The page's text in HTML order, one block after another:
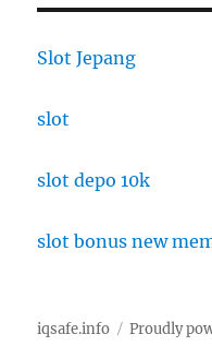
Slot Jepang
slot
slot depo 10k
slot bonus new
iqsafe.info Proudly